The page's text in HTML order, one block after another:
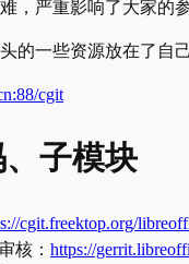
，严重影响了大家的参
的一些资源放在了自
cgit
子模块
cgit.freektop.org/
核： https://